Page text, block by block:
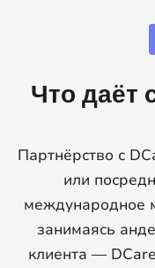
Что даёт
Партнёрство с
или
международное
занимаясь
клиента —